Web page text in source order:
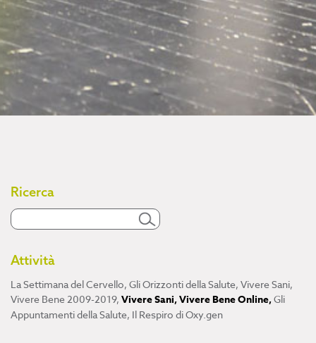
Ricerca
Attività
La Settimana del Cervello, Gli Orizzonti della Salute, Vivere Sani,
Vivere Bene 2009-2019, Vivere Sani, Vivere Bene Online,Gli
Appuntamenti della Salute, Il Respiro di Oxy.gen